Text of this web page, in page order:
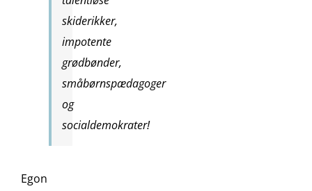
skiderikker,
impotente
grødbønder,
småbørnspædagoger
og
socialdemokrater!
Egon